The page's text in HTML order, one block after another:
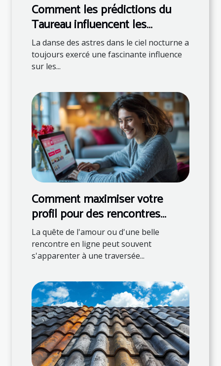
Comment les prédictions du
Taureau influencent les
décisions quotidiennes
La danse des astres dans le ciel nocturne a
toujours exercé une fascinante influence
sur les...
Comment maximiser votre
profil pour des rencontres
réussies en ligne
La quête de l'amour ou d'une belle
rencontre en ligne peut souvent
s'apparenter à une traversée...